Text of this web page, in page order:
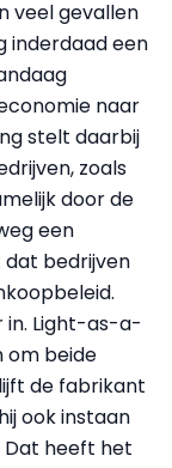
veel gevallen
inderdaad een
naar
stelt daarbij
zoals
door de
een
dat bedrijven
in. Light-as-a-
om beide
de fabrikant
ook instaan
Dat heeft het